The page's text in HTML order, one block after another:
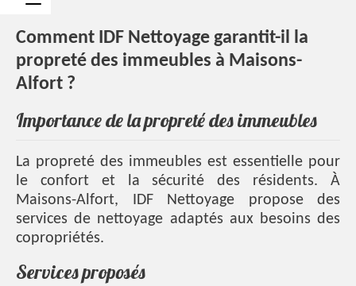
Comment IDF Nettoyage garantit-il la
propreté des immeubles à Maisons-
Alfort ?
Importance de la propreté des immeubles
La propreté des immeubles est essentielle pour
le confort et la sécurité des résidents. À
Maisons-Alfort, IDF Nettoyage propose des
services de nettoyage adaptés aux besoins des
copropriétés.
Services proposés